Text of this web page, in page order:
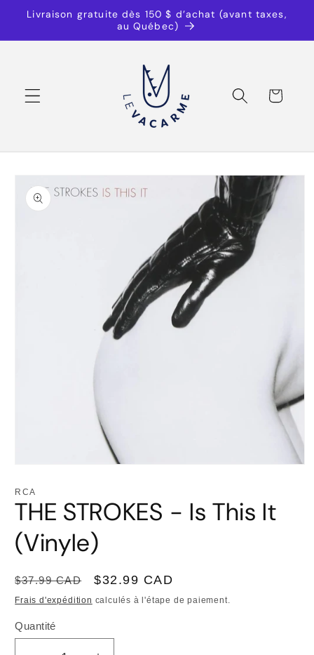
passer
Livraison gratuite dès 150 $ d’achat (avant taxes,
au Québec)
Panier
informations
produits
média
1
dans
une
fenêtre
modale
RCA
THE STROKES - Is This It
(Vinyle)
Prix
habituel
$37.99 CAD
Prix
promotionnel
$32.99 CAD
Frais d'expédition calculés à l'étape de paiement.
Quantité
Quantité